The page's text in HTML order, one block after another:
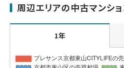
周辺エリアの中古マンシ
1年